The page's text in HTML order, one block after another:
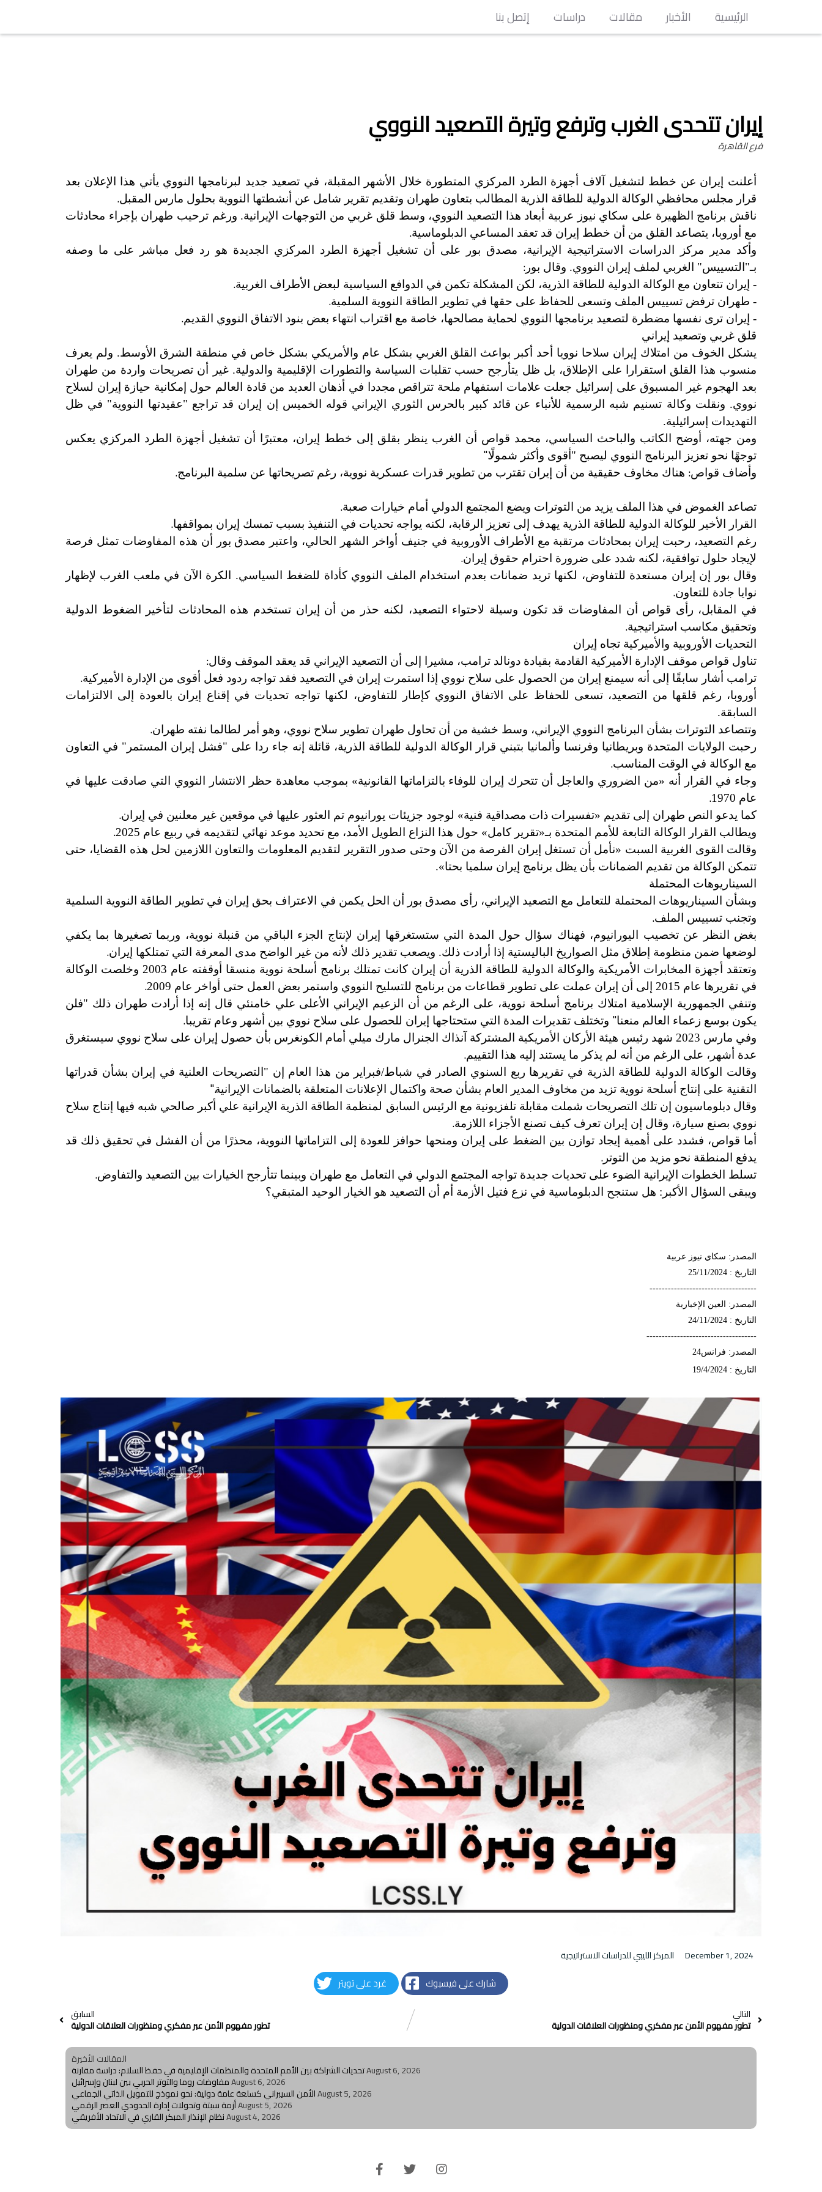
إتصل بنا دراسات مقالات الأخبار الرئيسية
إيران تتحدى الغرب وترفع وتيرة التصعيد النووي
فرع القاهرة
أعلنت إيران عن خطط لتشغيل آلاف أجهزة الطرد المركزي المتطورة خلال الأشهر المقبلة، في تصعيد جديد لبرنامجها النووي يأتي هذا الإعلان بعد
قرار مجلس محافظي الوكالة الدولية للطاقة الذرية المطالب بتعاون طهران وتقديم تقرير شامل عن أنشطتها النووية بحلول مارس المقبل.
ناقش برنامج الظهيرة على سكاي نيوز عربية أبعاد هذا التصعيد النووي، وسط قلق غربي من التوجهات الإيرانية. ورغم ترحيب طهران بإجراء محادثات
مع أوروبا، يتصاعد القلق من أن خطط إيران قد تعقد المساعي الدبلوماسية.
وأكد مدير مركز الدراسات الاستراتيجية الإيرانية، مصدق بور على أن تشغيل أجهزة الطرد المركزي الجديدة هو رد فعل مباشر على ما وصفه
بـ"التسييس" الغربي لملف إيران النووي. وقال بور :
- إيران تتعاون مع الوكالة الدولية للطاقة الذرية، لكن المشكلة تكمن في الدوافع السياسية لبعض الأطراف الغربية.
- طهران ترفض تسييس الملف وتسعى للحفاظ على حقها في تطوير الطاقة النووية السلمية.
- إيران ترى نفسها مضطرة لتصعيد برنامجها النووي لحماية مصالحها، خاصة مع اقتراب انتهاء بعض بنود الاتفاق النووي القديم.
قلق غربي وتصعيد إيراني
يشكل الخوف من امتلاك إيران سلاحا نوويا أحد أكبر بواعث القلق الغربي بشكل عام والأمريكي بشكل خاص في منطقة الشرق الأوسط. ولم يعرف
منسوب هذا القلق استقرارا على الإطلاق، بل ظل يتأرجح حسب تقلبات السياسة والتطورات الإقليمية والدولية. غير أن تصريحات واردة من طهران
بعد الهجوم غير المسبوق على إسرائيل جعلت علامات استفهام ملحة تتراقص مجددا في أذهان العديد من قادة العالم حول إمكانية حيازة إيران لسلاح
نووي. ونقلت وكالة تسنيم شبه الرسمية للأنباء عن قائد كبير بالحرس الثوري الإيراني قوله الخميس إن إيران قد تراجع "عقيدتها النووية" في ظل
التهديدات إسرائيلية.
ومن جهته، أوضح الكاتب والباحث السياسي، محمد قواص أن الغرب ينظر بقلق إلى خطط إيران، معتبرًا أن تشغيل أجهزة الطرد المركزي يعكس
توجهًا نحو تعزيز البرنامج النووي ليصبح "أقوى وأكثر شمولًا".
وأضاف قواص: هناك مخاوف حقيقية من أن إيران تقترب من تطوير قدرات عسكرية نووية، رغم تصريحاتها عن سلمية البرنامج.
تصاعد الغموض في هذا الملف يزيد من التوترات ويضع المجتمع الدولي أمام خيارات صعبة.
القرار الأخير للوكالة الدولية للطاقة الذرية يهدف إلى تعزيز الرقابة، لكنه يواجه تحديات في التنفيذ بسبب تمسك إيران بمواقفها.
رغم التصعيد، رحبت إيران بمحادثات مرتقبة مع الأطراف الأوروبية في جنيف أواخر الشهر الحالي، واعتبر مصدق بور أن هذه المفاوضات تمثل فرصة
لإيجاد حلول توافقية، لكنه شدد على ضرورة احترام حقوق إيران.
وقال بور إن إيران مستعدة للتفاوض، لكنها تريد ضمانات بعدم استخدام الملف النووي كأداة للضغط السياسي. الكرة الآن في ملعب الغرب لإظهار
نوايا جادة للتعاون.
في المقابل، رأى قواص أن المفاوضات قد تكون وسيلة لاحتواء التصعيد، لكنه حذر من أن إيران تستخدم هذه المحادثات لتأخير الضغوط الدولية
وتحقيق مكاسب استراتيجية.
التحديات الأوروبية والأميركية تجاه إيران
تناول قواص موقف الإدارة الأميركية القادمة بقيادة دونالد ترامب، مشيرا إلى أن التصعيد الإيراني قد يعقد الموقف وقال:
ترامب أشار سابقًا إلى أنه سيمنع إيران من الحصول على سلاح نووي إذا استمرت إيران في التصعيد فقد تواجه ردود فعل أقوى من الإدارة الأميركية.
أوروبا، رغم قلقها من التصعيد، تسعى للحفاظ على الاتفاق النووي كإطار للتفاوض، لكنها تواجه تحديات في إقناع إيران بالعودة إلى الالتزامات
السابقة.
وتتصاعد التوترات بشأن البرنامج النووي الإيراني، وسط خشية من أن تحاول طهران تطوير سلاح نووي، وهو أمر لطالما نفته طهران.
رحبت الولايات المتحدة وبريطانيا وفرنسا وألمانيا بتبني قرار الوكالة الدولية للطاقة الذرية، قائلة إنه جاء ردا على "فشل إيران المستمر" في التعاون
مع الوكالة في الوقت المناسب.
وجاء في القرار أنه «من الضروري والعاجل أن تتحرك إيران للوفاء بالتزاماتها القانونية» بموجب معاهدة حظر الانتشار النووي التي صادقت عليها في
عام 1970
.
كما يدعو النص طهران إلى تقديم «تفسيرات ذات مصداقية فنية» لوجود جزيئات يورانيوم تم العثور عليها في موقعين غير معلنين في إيران.
ويطالب القرار الوكالة التابعة للأمم المتحدة بـ«تقرير كامل» حول هذا النزاع الطويل الأمد، مع تحديد موعد نهائي لتقديمه في ربيع عام 2025 .
وقالت القوى الغربية السبت «نأمل أن تستغل إيران الفرصة من الآن وحتى صدور التقرير لتقديم المعلومات والتعاون اللازمين لحل هذه القضايا، حتى
تتمكن الوكالة من تقديم الضمانات بأن يظل برنامج إيران سلميا بحتا».
السيناريوهات المحتملة
وبشأن السيناريوهات المحتملة للتعامل مع التصعيد الإيراني، رأى مصدق بور أن الحل يكمن في الاعتراف بحق إيران في تطوير الطاقة النووية السلمية
وتجنب تسييس الملف.
بغض النظر عن تخصيب اليورانيوم، فهناك سؤال حول المدة التي ستستغرقها إيران لإنتاج الجزء الباقي من قنبلة نووية، وربما تصغيرها بما يكفي
لوضعها ضمن منظومة إطلاق مثل الصواريخ الباليستية إذا أرادت ذلك. ويصعب تقدير ذلك لأنه من غير الواضح مدى المعرفة التي تمتلكها إيران.
وتعتقد أجهزة المخابرات الأمريكية والوكالة الدولية للطاقة الذرية أن إيران كانت تمتلك برنامج أسلحة نووية منسقا أوقفته عام 2003 وخلصت الوكالة
في تقريرها عام 2015 إلى أن إيران عملت على تطوير قطاعات من برنامج للتسليح النووي واستمر بعض العمل حتى أواخر عام 2009
.
وتنفي الجمهورية الإسلامية امتلاك برنامج أسلحة نووية، على الرغم من أن الزعيم الإيراني الأعلى علي خامنئي قال إنه إذا أرادت طهران ذلك "فلن
يكون بوسع زعماء العالم منعنا" وتختلف تقديرات المدة التي ستحتاجها إيران للحصول على سلاح نووي بين أشهر وعام تقريبا.
وفي مارس 2023 شهد رئيس هيئة الأركان الأمريكية المشتركة آنذاك الجنرال مارك ميلي أمام الكونغرس بأن حصول إيران على سلاح نووي سيستغرق
عدة أشهر، على الرغم من أنه لم يذكر ما يستند إليه هذا التقييم.
وقالت الوكالة الدولية للطاقة الذرية في تقريرها ربع السنوي الصادر في شباط/فبراير من هذا العام إن "التصريحات العلنية في إيران بشأن قدراتها
التقنية على إنتاج أسلحة نووية تزيد من مخاوف المدير العام بشأن صحة واكتمال الإعلانات المتعلقة بالضمانات الإيرانية".
وقال دبلوماسيون إن تلك التصريحات شملت مقابلة تلفزيونية مع الرئيس السابق لمنظمة الطاقة الذرية الإيرانية علي أكبر صالحي شبه فيها إنتاج سلاح
نووي بصنع سيارة، وقال إن إيران تعرف كيف تصنع الأجزاء اللازمة.
أما قواص، فشدد على أهمية إيجاد توازن بين الضغط على إيران ومنحها حوافز للعودة إلى التزاماتها النووية، محذرًا من أن الفشل في تحقيق ذلك قد
يدفع المنطقة نحو مزيد من التوتر .
تسلط الخطوات الإيرانية الضوء على تحديات جديدة تواجه المجتمع الدولي في التعامل مع طهران وبينما تتأرجح الخيارات بين التصعيد والتفاوض.
ويبقى السؤال الأكبر: هل ستنجح الدبلوماسية في نزع فتيل الأزمة أم أن التصعيد هو الخيار الوحيد المتبقي؟
المصدر: سكاي نيوز عربية
التاريخ : 25/11/2024
-----------------------------------
المصدر: العين الإخباربة
التاريخ : 24/11/2024
------------------------------------
المصدر: فرانس24
التاريخ : 19/4/2024
المركز الليبي للدراسات الاستراتيجية December 1, 2024
غرد على تويتر شارك على فيسبوك
السابق
تطور مفهوم الأمن عبر مفكري ومنظورات العلاقات الدولية
التالي
تطور مفهوم الأمن عبر مفكري ومنظورات العلاقات الدولية
المقالات الأخيرة
تحديات الشراكة بين الأمم المتحدة والمنظمات الإقليمية في حفظ السلام: دراسة مقارنةAugust 6, 2026
مفاوضات روما والتوتر الحربي بين لبنان وإسرائيلAugust 6, 2026
الأمن السيبراني كسلعة عامة دولية: نحو نموذج للتمويل الذاتي الجماعيAugust 5, 2026
أزمة سبتة وتحولات إدارة الحدودي العصر الرقميAugust 5, 2026
نظام الإنذار المبكر القاري في الاتحاد الأفريقيAugust 4, 2026